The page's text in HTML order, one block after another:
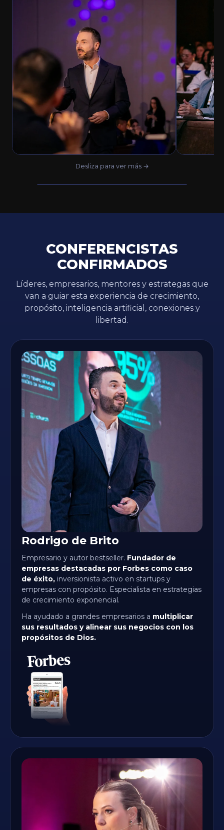
Desliza para ver más →
CONFERENCISTAS
CONFIRMADOS
Líderes, empresarios, mentores y estrategas que
van a guiar esta experiencia de crecimiento,
propósito, inteligencia artificial, conexiones y
libertad.
Rodrigo de Brito
Empresario y autor bestseller. Fundador de
empresas destacadas por Forbes como caso
de éxito, inversionista activo en startups y
empresas con propósito. Especialista en estrategias
de crecimiento exponencial.
Ha ayudado a grandes empresarios a multiplicar
sus resultados y alinear sus negocios con los
propósitos de Dios.